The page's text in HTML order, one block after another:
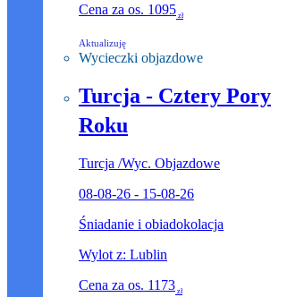
Cena za os. 1095 zł
Aktualizuję
Wycieczki objazdowe
Turcja - Cztery Pory
Roku
Turcja /Wyc. Objazdowe
08-08-26 - 15-08-26
Śniadanie i obiadokolacja
Wylot z: Lublin
Cena za os. 1173 zł